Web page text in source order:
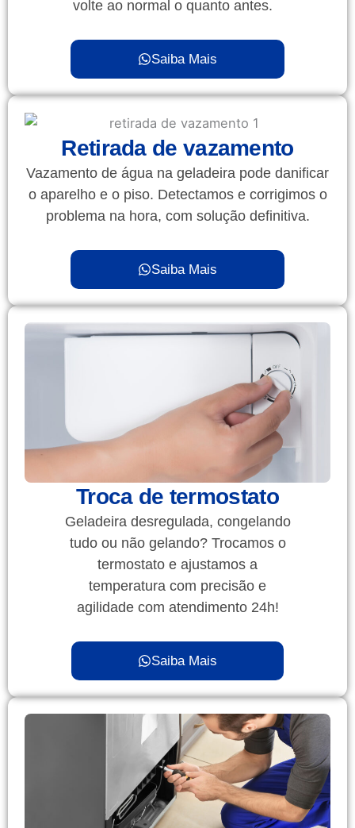
volte ao normal o quanto antes.
Saiba Mais
Retirada de vazamento
Vazamento de água na geladeira pode danificar
o aparelho e o piso. Detectamos e corrigimos o
problema na hora, com solução definitiva.
Saiba Mais
Troca de termostato
Geladeira desregulada, congelando
tudo ou não gelando? Trocamos o
termostato e ajustamos a
temperatura com precisão e
agilidade com atendimento 24h!
Saiba Mais